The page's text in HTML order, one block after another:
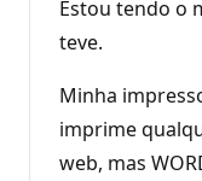
Estou tendo o
teve.
Minha
imprime
web, mas